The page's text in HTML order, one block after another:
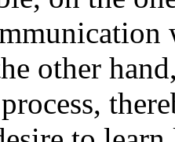
other